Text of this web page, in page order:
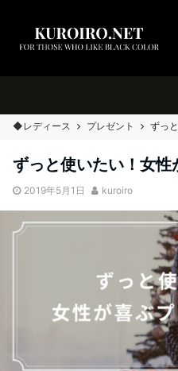
◆レディース プレゼント ずっ
ずっと使いたい！女
2019年5月1日 kuroiro